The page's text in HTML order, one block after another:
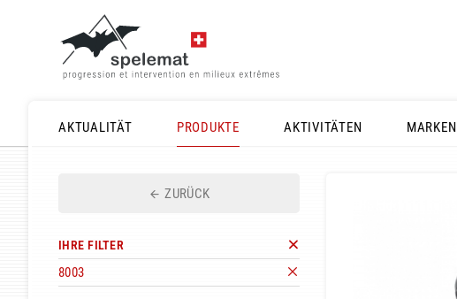
AKTUALITÄT
PRODUKTE AKTIVITÄTEN MARKEN
ZURÜCK
IHRE FILTER
8003